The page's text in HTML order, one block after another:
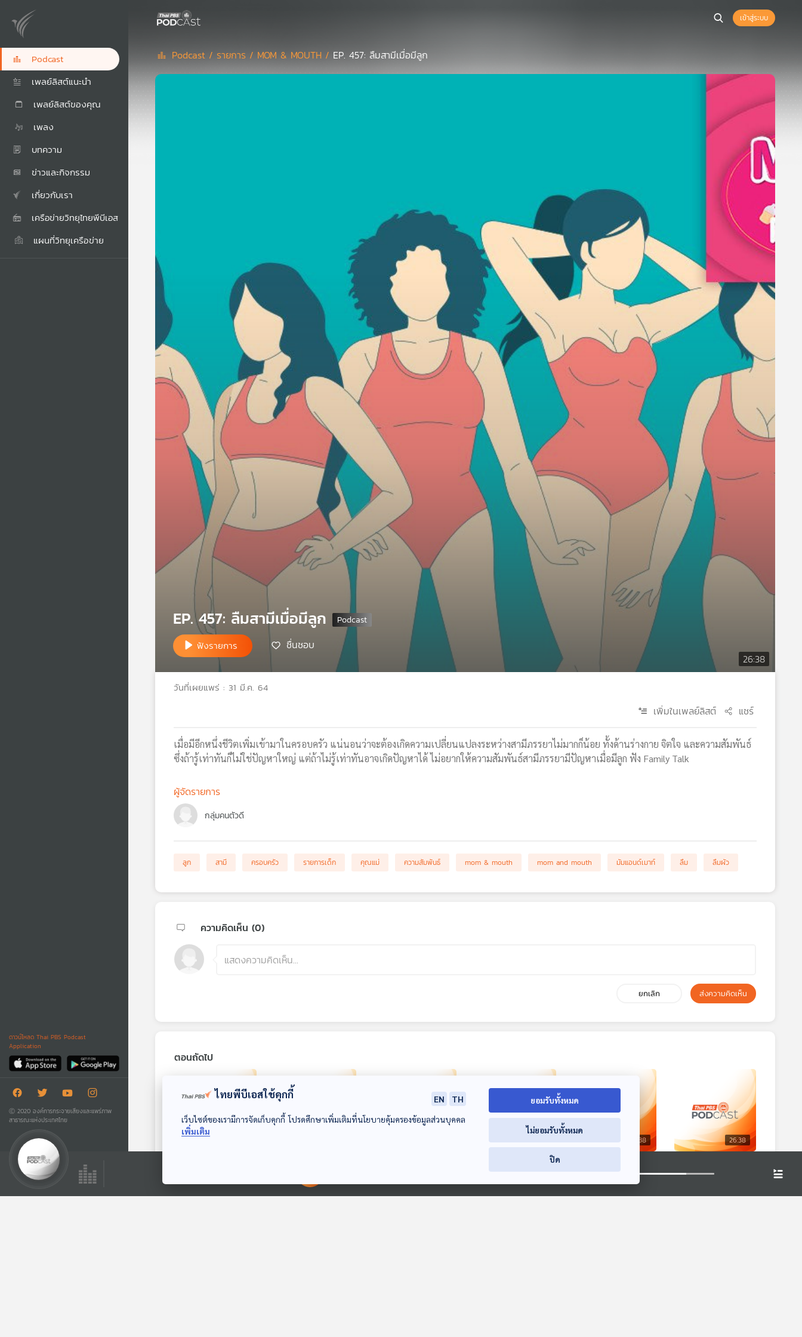
Podcast
เพลย์ลิสต์แนะนำ
เพลย์ลิสต์ของคุณ
เพลง
บทความ
ข่าวและกิจกรรม
เกี่ยวกับเรา
เครือข่ายวิทยุไทยพีบีเอส
แผนที่วิทยุเครือข่าย
ดาวน์โหลด Thai PBS Podcast
Application
Ⓒ 2020 องค์การกระจายเสียงและแพร่ภาพ
สาธารณะแห่งประเทศไทย
เข้าสู่ระบบ
Podcast / รายการ / MOM & MOUTH / EP. 457: ลืมสามีเมื่อมีลูก
26:38
EP. 457: ลืมสามีเมื่อมีลูก
ฟังรายการ ชื่นชอบ
วันที่เผยแพร่ : 31 มี.ค. 64
เพิ่มในเพลย์ลิสต์ แชร์
เมื่อมีอีกหนึ่งชีวิตเพิ่มเข้ามาในครอบครัว แน่นอนว่าจะต้องเกิดความเปลี่ยนแปลงระหว่างสามีภรรยาไม่มากก็น้อย ทั้งด้านร่างกาย จิตใจ และความสัมพันธ์
ซึ่งถ้ารู้เท่าทันก็ไม่ใช่ปัญหาใหญ่ แต่ถ้าไม่รู้เท่าทันอาจเกิดปัญหาได้ ไม่อยากให้ความสัมพันธ์สามีภรรยามีปัญหาเมื่อมีลูก ฟัง Family Talk
ผู้จัดรายการ
กลุ่มคนตัวดี
ลูก สามี ครอบครัว รายการเด็ก คุณแม่ ความสัมพันธ์ mom & mouth mom and mouth มัมแอนด์เมาท์ ลืม ลืมผัว
ความคิดเห็น (0)
ยกเลิก ส่งความคิดเห็น
ตอนถัดไป
หมายของชีวิต
MOM & MOUTH MOM & MOUTH MOM & MOUTH
EP. 462: ภรรยาอายุ
หรือ
MOM & MOUTH
26:38
น้ำนมแม่
MOM & MOUTH
26:38
กันอย่างไร เมื่อชีวิต
ต้องเปลี่ยนแปลง
MOM & MOUTH
00:00:00
ไทยพีบีเอสใช้คุกกี้ EN
TH
เว็บไซต์ของเรามีการจัดเก็บคุกกี้ โปรดศึกษาเพิ่มเติมที่นโยบายคุ้มครองข้อมูลส่วนบุคคล
เพิ่มเติม
ยอมรับทั้งหมด
ไม่ยอมรับทั้งหมด
ปิด